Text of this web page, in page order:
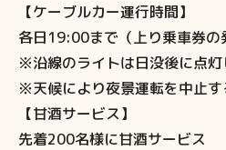
【ケーブルカー運行時間】
各日19:00まで（上り乗車券の
※沿線のライトは日没後に点灯
※天候により夜景運転を中止
【甘酒サービス】
先着200名様に甘酒サービス